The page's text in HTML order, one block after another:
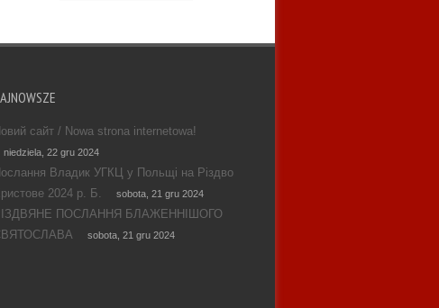
сайт / Nowa strona internetowa!
niedziela, 22 gru 2024
Владик УГКЦ у Польщі на Різдво
2024 р. Б.
sobota, 21 gru 2024
ПОСЛАННЯ БЛАЖЕННІШОГО
sobota, 21 gru 2024